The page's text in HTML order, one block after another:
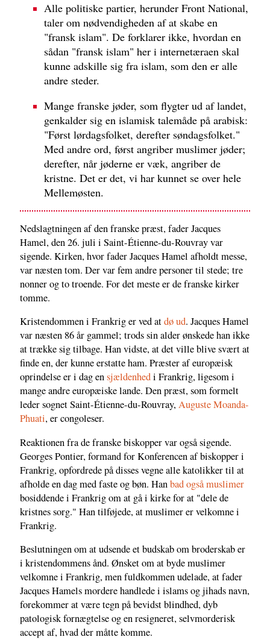
Alle politiske partier, herunder Front National,
taler om nødvendigheden af at skabe en
"fransk islam". De forklarer ikke, hvordan en
sådan "fransk islam" her i internetæraen skal
kunne adskille sig fra islam, som den er alle
andre steder.
Mange franske jøder, som flygter ud af landet,
genkalder sig en islamisk talemåde på arabisk:
"Først lørdagsfolket, derefter søndagsfolket."
Med andre ord, først angriber muslimer jøder;
derefter, når jøderne er væk, angriber de
kristne. Det er det, vi har kunnet se over hele
Mellemøsten.
Nedslagtningen af den franske præst, fader Jacques
Hamel, den 26. juli i Saint-Étienne-du-Rouvray var
sigende. Kirken, hvor fader Jacques Hamel afholdt messe,
var næsten tom. Der var fem andre personer til stede; tre
nonner og to troende. For det meste er de franske kirker
tomme.
Kristendommen i Frankrig er ved atdø ud. Jacques Hamel
var næsten 86 år gammel; trods sin alder ønskede han ikke
at trække sig tilbage. Han vidste, at det ville blive svært at
finde en, der kunne erstatte ham. Præster af europæisk
oprindelse er i dag ensjældenhedi Frankrig, ligesom i
mange andre europæiske lande. Den præst, som formelt
leder sognet Saint-Étienne-du-Rouvray,Auguste Moanda-
Phuati, er congoleser.
Reaktionen fra de franske biskopper var også sigende.
Georges Pontier, formand for Konferencen af biskopper i
Frankrig, opfordrede på disses vegne alle katolikker til at
afholde en dag med faste og bøn. Hanbad også muslimer
bosiddende i Frankrig om at gå i kirke for at "dele de
kristnes sorg." Han tilføjede, at muslimer er velkomne i
Frankrig.
Beslutningen om at udsende et budskab om broderskab er
i kristendommens ånd. Ønsket om at byde muslimer
velkomne i Frankrig, men fuldkommen udelade, at fader
Jacques Hamels mordere handlede i islams og jihads navn,
forekommer at være tegn på bevidst blindhed, dyb
patologisk fornægtelse og en resigneret, selvmorderisk
accept af, hvad der måtte komme.